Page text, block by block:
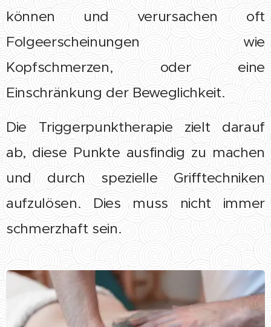
können und verursachen oft
Folgeerscheinungen wie
Kopfschmerzen, oder eine
Einschränkung der Beweglichkeit.
Die Triggerpunktherapie zielt darauf
ab, diese Punkte ausfindig zu machen
und durch spezielle Grifftechniken
aufzulösen. Dies muss nicht immer
schmerzhaft sein.